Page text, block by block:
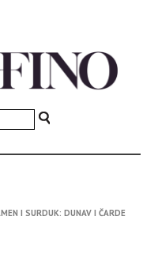
I SURDUK: DUNAV I ČARDE